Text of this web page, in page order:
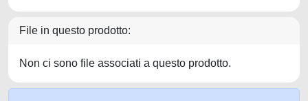
File in questo prodotto:
Non ci sono file associati a questo prodotto.